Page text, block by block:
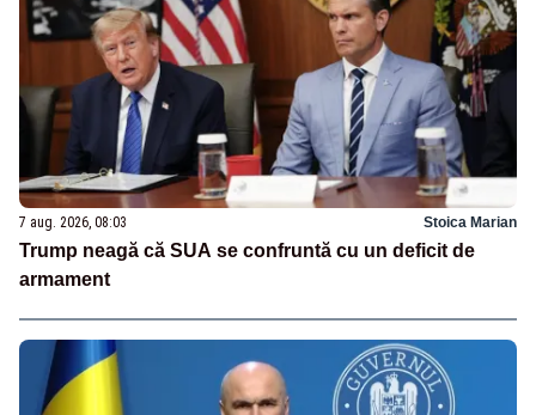
7 aug. 2026, 08:03 Stoica Marian
Trump neagă că SUA se confruntă cu un deficit de
armament